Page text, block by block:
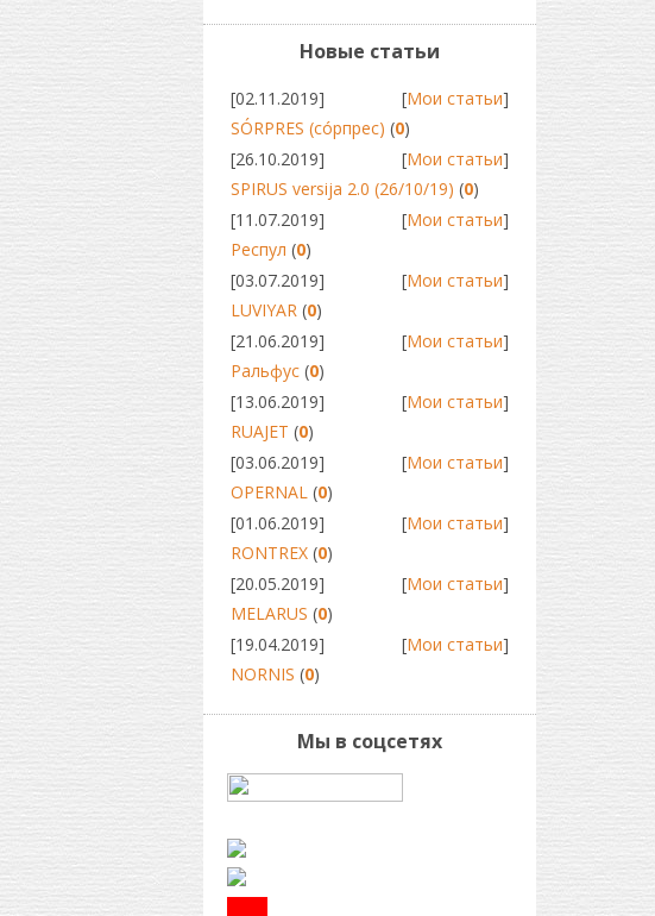
Новые статьи
[02.11.2019] [Мои статьи]
SÓRPRES (сóрпрес) (0)
[26.10.2019]
[Мои статьи]
SPIRUS versija 2.0 (26/10/19) (0)
[11.07.2019]
[Мои статьи]
Респул (0)
[03.07.2019]
[Мои статьи]
LUVIYAR (0)
[21.06.2019]
[Мои статьи]
Ральфус (0)
[13.06.2019]
[Мои статьи]
RUAJET (0)
[03.06.2019]
[Мои статьи]
OPERNAL (0)
[01.06.2019]
[Мои статьи]
RONTREX (0)
[20.05.2019]
[Мои статьи]
MELARUS (0)
[19.04.2019]
[Мои статьи]
NORNIS (0)
Мы в соцсетях